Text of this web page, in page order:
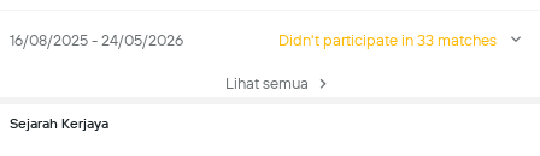
16/08/2025 - 24/05/2026 Didn't participate in 33 matches
Lihat semua
Sejarah Kerjaya